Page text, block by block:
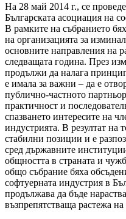
На 28 май 2014 г., се
Българската асоциация на
В рамките на събранието
на организацията за
основните направления на
следващата година. През
продължи да налага
е имала за важни – да е
публично-частното
практичност и
спазването интересите на
индустрията. В резултат на
стабилни позиции и е
сред държавните
общността в страната и
общо събрание бяха
софтуерната индустрия в
продължава да бъде
възпрепятстваща растежа